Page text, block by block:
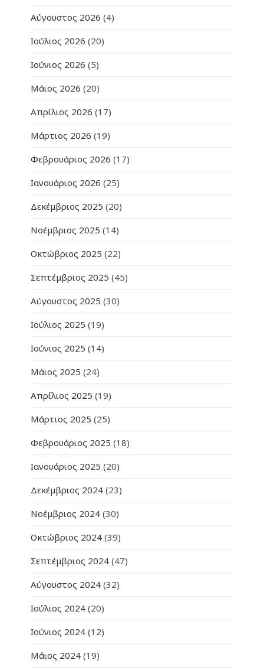
Αύγουστος 2026 (4)
Ιούλιος 2026 (20)
Ιούνιος 2026 (5)
Μάιος 2026 (20)
Απρίλιος 2026 (17)
Μάρτιος 2026 (19)
Φεβρουάριος 2026 (17)
Ιανουάριος 2026 (25)
Δεκέμβριος 2025 (20)
Νοέμβριος 2025 (14)
Οκτώβριος 2025 (22)
Σεπτέμβριος 2025 (45)
Αύγουστος 2025 (30)
Ιούλιος 2025 (19)
Ιούνιος 2025 (14)
Μάιος 2025 (24)
Απρίλιος 2025 (19)
Μάρτιος 2025 (25)
Φεβρουάριος 2025 (18)
Ιανουάριος 2025 (20)
Δεκέμβριος 2024 (23)
Νοέμβριος 2024 (30)
Οκτώβριος 2024 (39)
Σεπτέμβριος 2024 (47)
Αύγουστος 2024 (32)
Ιούλιος 2024 (20)
Ιούνιος 2024 (12)
Μάιος 2024 (19)